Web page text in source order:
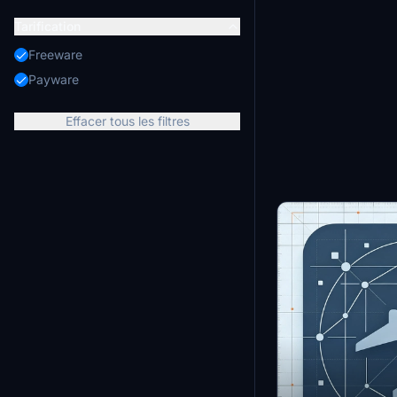
Freeware
Payware
Effacer tous les filtres